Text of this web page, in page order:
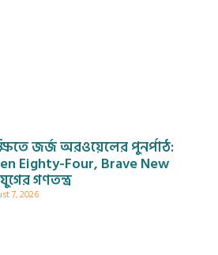
জর্জ অরওয়েলের পুনর্পাঠ:
Eighty-Four, Brave New
গণতন্ত্র
7, 2026